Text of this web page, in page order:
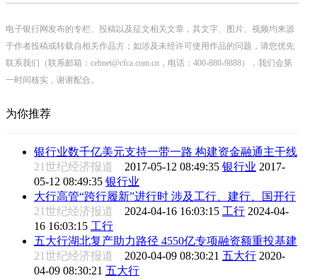
电子银行网发布的专栏、投稿以及征文相关文章，其文字、图片、视频均来源
于作者投稿或转载自相关作品方；如涉及未经许可使用作品的问题，请您优先
联系我们（联系邮箱：cebnet@cfca.com.cn，电话：400-880-9888），我们会第
一时间核实，谢谢配合。
为你推荐
银行业数千亿美元支持一带一路 构建资金融通主干线
21世纪经济报道 2017-05-12 08:49:35 银行业 2017-
05-12 08:49:35 银行业
大行高管“跨行履新”进行时 涉及工行、建行、国开行
21世纪经济报道 2024-04-16 16:03:15 工行 2024-04-
16 16:03:15 工行
五大行湖北复产助力路径 4550亿专项融资额重投基建
21世纪经济报道 2020-04-09 08:30:21 五大行 2020-
04-09 08:30:21 五大行